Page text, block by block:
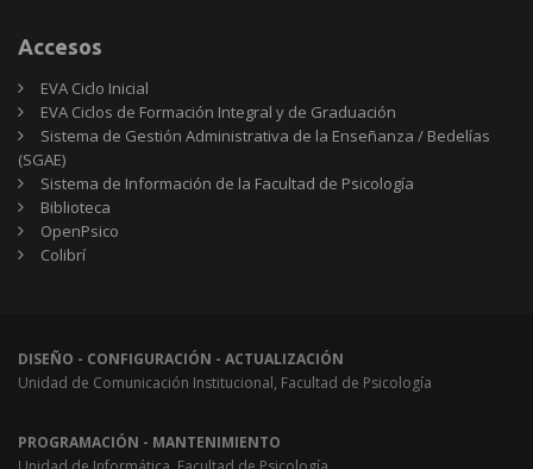
Accesos
EVA Ciclo Inicial
EVA Ciclos de Formación Integral y de Graduación
Sistema de Gestión Administrativa de la Enseñanza / Bedelías
(SGAE)
Sistema de Información de la Facultad de Psicología
Biblioteca
OpenPsico
Colibrí
DISEÑO - CONFIGURACIÓN - ACTUALIZACIÓN
Unidad de Comunicación Institucional, Facultad de Psicología
PROGRAMACIÓN - MANTENIMIENTO